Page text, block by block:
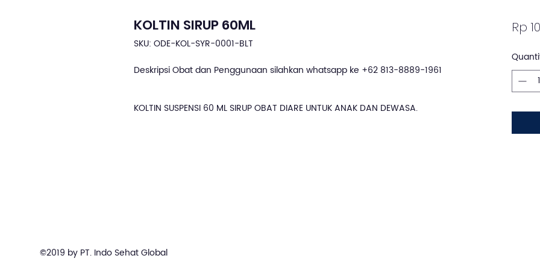
KOLTIN SIRUP 60ML
SKU: ODE-KOL-SYR-0001-BLT
Deskripsi Obat dan Penggunaan silahkan whatsapp ke +62 813-8889-1961
KOLTIN SUSPENSI 60 ML SIRUP OBAT DIARE UNTUK ANAK DAN DEWASA.
Rp
©2019 by PT. Indo Sehat Global